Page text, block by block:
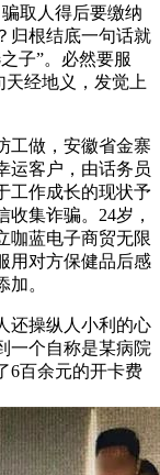
取人得后要缴纳
归根结底一句话就
子”。必然要服
天经地义，发觉上
做，安徽省金寨
运客户，由话务员
工作成长的现状予
集诈骗。24岁，
咖蓝电子商贸无限
用对方保健品后感
。
操纵人小利的心
一个自称是某病院
6百余元的开卡费